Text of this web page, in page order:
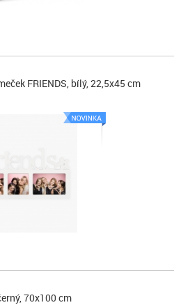
FRIENDS, bílý, 22,5x45 cm
70x100 cm